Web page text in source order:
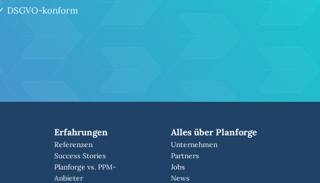
DSGVO-konform
Erfahrungen
Referenzen
Success Stories
Planforge vs. PPM-
Anbieter
Alles über Planforge
Unternehmen
Partners
Jobs
News